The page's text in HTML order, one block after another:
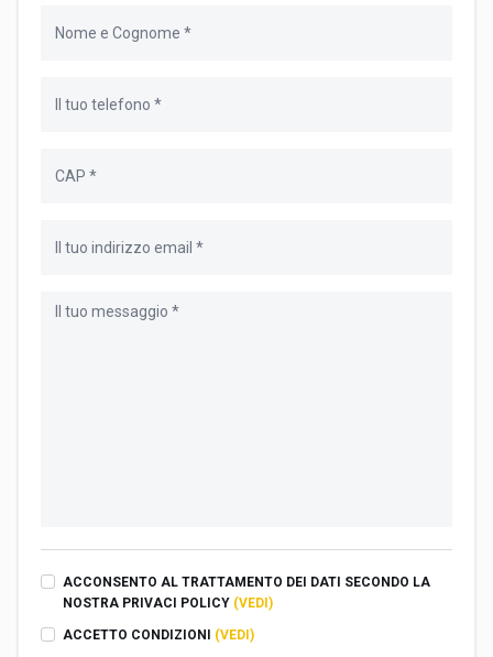
ACCONSENTO AL TRATTAMENTO DEI DATI SECONDO LA
NOSTRA PRIVACI POLICY (VEDI)
ACCETTO CONDIZIONI (VEDI)